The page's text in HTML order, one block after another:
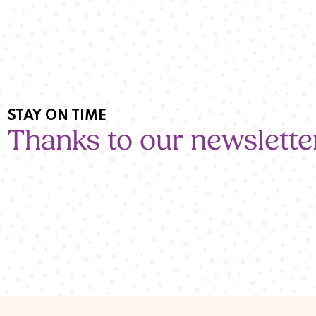
STAY ON TIME
Thanks to our